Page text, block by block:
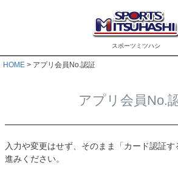
スポーツミツハシ
HOME アプリ会員No.認証
アプリ会員No.
入力や変更はせず、そのまま「カード認証
進みください。